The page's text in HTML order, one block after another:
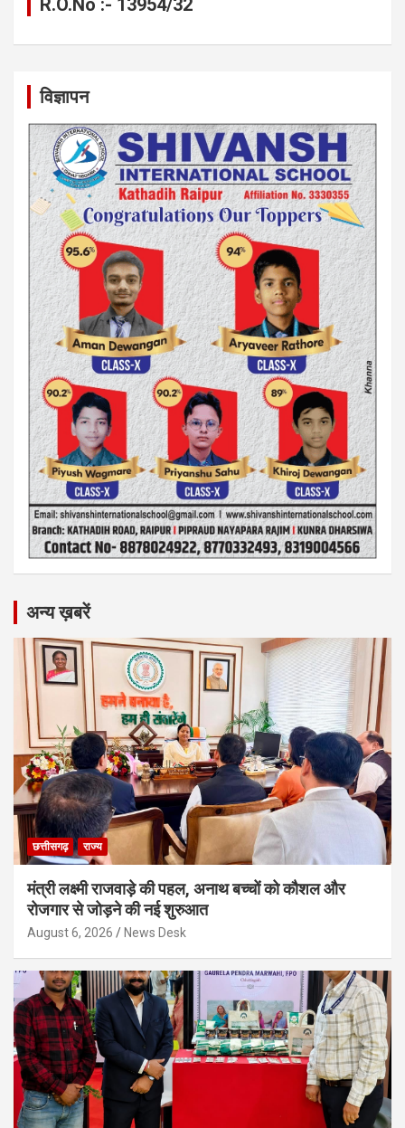
R.O.No :- 13954/32
विज्ञापन
अन्य ख़बरें
छत्तीसगढ़ राज्य
मंत्री लक्ष्मी राजवाड़े की पहल, अनाथ बच्चों को कौशल और
रोजगार से जोड़ने की नई शुरुआत
August 6, 2026 News Desk